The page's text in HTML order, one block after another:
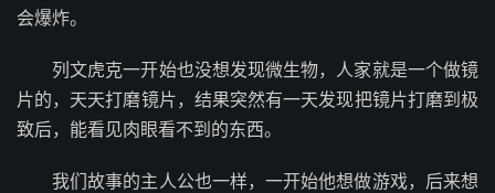
会爆炸。
列文虎克一开始也没想发现微生物，人家就是一个做镜
片的，天天打磨镜片，结果突然有一天发现把镜片打磨到极
致后，能看见肉眼看不到的东西。
我们故事的主人公也一样，一开始他想做游戏，后来想